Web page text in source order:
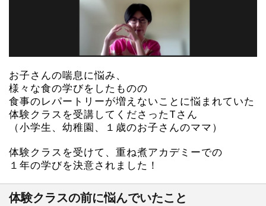
お子さんの喘息に悩み、
様々な食の学びをしたものの
食事のレパートリーが増えないことに悩まれていた
体験クラスを受講してくださったTさん
（小学生、幼稚園、１歳のお子さんのママ）
体験クラスを受けて、重ね煮アカデミーでの
１年の学びを決意されました！
体験クラスの前に悩んでいたこと